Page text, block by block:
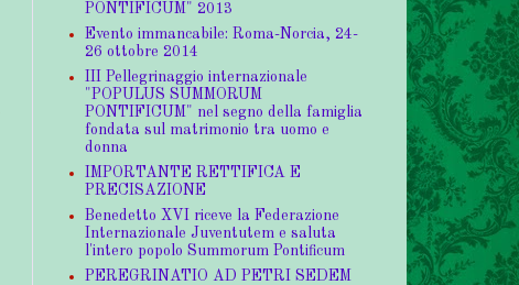
PONTIFICUM" 2013
Evento immancabile: Roma-Norcia, 24-
26 ottobre 2014
III Pellegrinaggio internazionale
"POPULUS SUMMORUM
PONTIFICUM" nel segno della famiglia
fondata sul matrimonio tra uomo e
donna
IMPORTANTE RETTIFICA E
PRECISAZIONE
Benedetto XVI riceve la Federazione
Internazionale Juventutem e saluta
l'intero popolo Summorum Pontificum
PEREGRINATIO AD PETRI SEDEM